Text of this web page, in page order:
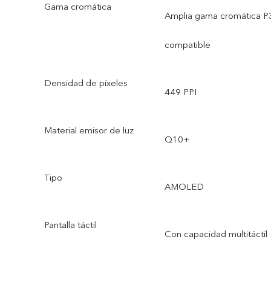
Gama cromática
Amplia gama cromática
compatible
Densidad de píxeles
449 PPI
Material emisor de luz
Q10+
Tipo
AMOLED
Pantalla táctil
Con capacidad multitáctil